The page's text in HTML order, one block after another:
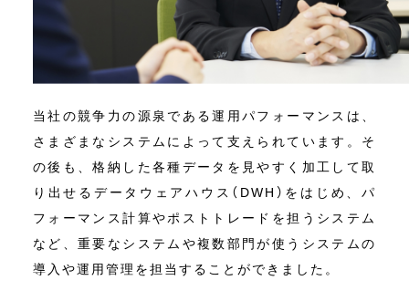
当社の競争力の源泉である運用パフォーマンスは、
さまざまなシステムによって支えられています。そ
の後も、格納した各種データを見やすく加工して取
り出せるデータウェアハウス（DWH）をはじめ、パ
フォーマンス計算やポストトレードを担うシステム
など、重要なシステムや複数部門が使うシステムの
導入や運用管理を担当することができました。